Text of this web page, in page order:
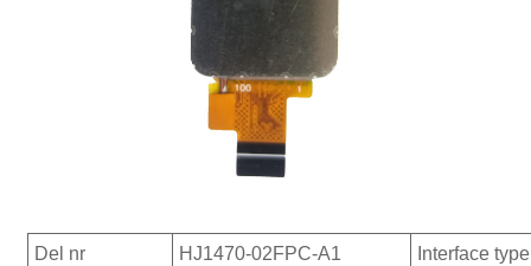
Del nr HJ1470-02FPC-A1 Interface type